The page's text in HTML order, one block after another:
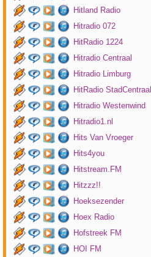
Hitland Radio
Hitradio 072
HitRadio 1224
Hitradio Centraal
Hitradio Limburg
HitRadio StadCentraal
Hitradio Westenwind
Hitradio1.nl
Hits Van Vroeger
Hits4you
Hitstream.FM
Hitzzz!!
Hoeksezender
Hoex Radio
Hofstreek FM
HOI FM